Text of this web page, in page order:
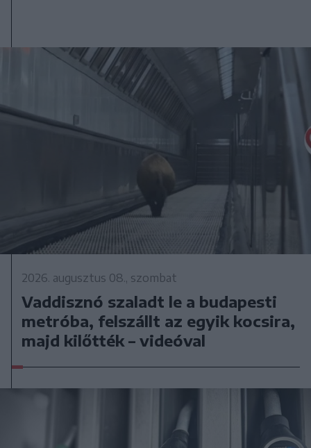
2026. augusztus 08., szombat
Vaddisznó szaladt le a budapesti
metróba, felszállt az egyik kocsira,
majd kilőtték – videóval